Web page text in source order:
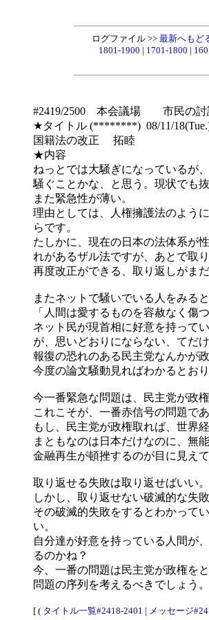
ログファイル >> 最新へもど
1801-1900 | 1701-1800 |
#2419/2500 本会議場 市民の討
★タイトル (********) 08/11/
国籍法の改正 拓睦
★内容
ねっとでは大騒ぎになっているが
騒ぐことかな、と思う。現状でも
また緊急性が薄い。
理由としては、人権擁護法のよう
らです。
たしかに、現在の日本の法体系が
れがあるザル法ですが、あとで取り
再度改正ができる、取り返しがま
またネットで騒いでいる人をみる
「人間は愛するものを容赦なく傷
ネット民が現首相に好意を持って
が、思いどおりにならない、てだ
報復の恐れのある民主党なんかが
今度の論文騒動見ればわかるとお
今一番緊急な問題は、民主党が政
これこそが、一番赤信号の問題であ
もし、民主党が政権取れば、世界
まともなのは日本だけなのに、無
金融再生が頓挫するのが目に見えて
取り返せる失敗は取り返せばいい。
しかし、取り返せない破滅的な失
その破滅的失敗をするとわかって
い。
自分達が好意を持っている人間が
るのかね？
今、一番の問題は民主党が政権を
問題の序列を考えるべきでしょう。
[ ( タイトル一覧#2418-2401 | メッセージ